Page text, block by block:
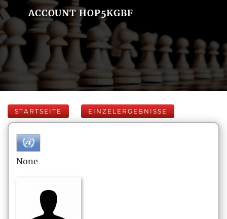
ACCOUNT HOP5KGBF
STARTSEITE EINZELERGEBNISSE
None